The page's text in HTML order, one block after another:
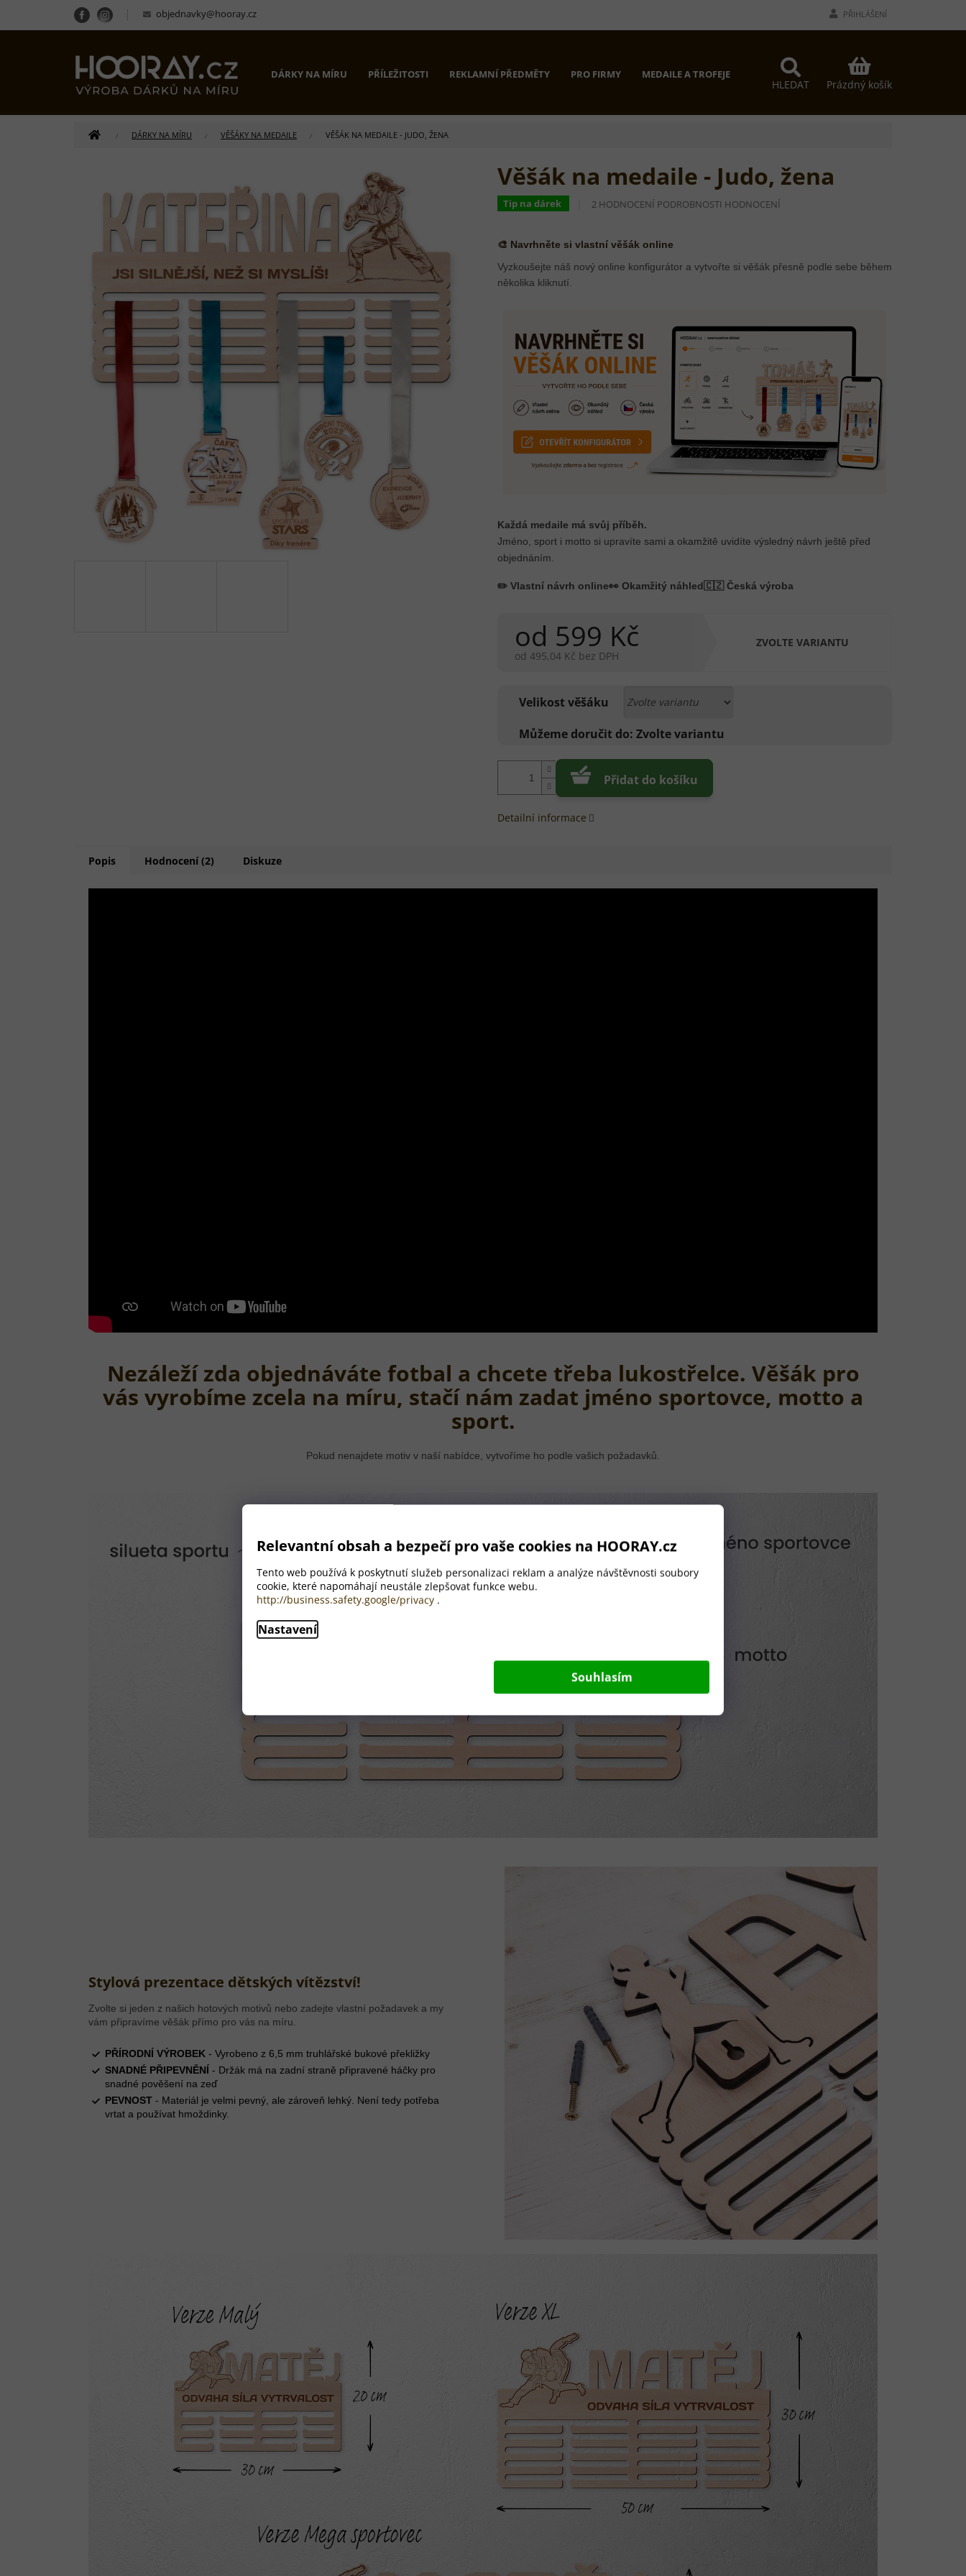
Relevantní obsah a bezpečí pro vaše cookies na HOORAY.cz
Tento web používá k poskytnutí služeb personalizaci reklam a analýze návštěvnosti soubory
cookie, které napomáhají neustále zlepšovat funkce webu.
http://business.safety.google/privacy .
Nastavení
Souhlasím
obsah
objednavky@hooray.cz PŘIHLÁŠENÍ
HLEDAT
NÁKUPNÍ
KOŠÍK
Prázdný košík
DÁRKY NA MÍRU PŘÍLEŽITOSTI REKLAMNÍ PŘEDMĚTY PRO FIRMY MEDAILE A TROFEJE PROČ MY? KONTAKTY
DOMŮ DÁRKY NA MÍRU VĚŠÁKY NA MEDAILE VĚŠÁK NA MEDAILE - JUDO, ŽENA
Věšák na medaile - Judo, žena
Tip na dárek
PRŮMĚRNÉ
JE
5,0
Z
5
2 HODNOCENÍ PODROBNOSTI HODNOCENÍ
od 599 Kč
od 495,04 Kč bez DPH
ZVOLTE VARIANTU
Velikost věšáku
Můžeme doručit do: Zvolte variantu
Přidat do košíku
🎨 Navrhněte si vlastní věšák online
Vyzkoušejte náš nový online konfigurátor a vytvořte si věšák přesně podle sebe během
několika kliknutí.
Každá medaile má svůj příběh.
Jméno, sport i motto si upravíte sami a okamžitě uvidíte výsledný návrh ještě před
objednáním.
✏️ Vlastní návrh online👀 Okamžitý náhled 🇨🇿 Česká výroba
Detailní informace
Popis Hodnocení (2) Diskuze
Nezáleží zda objednáváte fotbal a chcete třeba lukostřelce. Věšák pro
vás vyrobíme zcela na míru, stačí nám zadat jméno sportovce, motto a
sport.
Pokud nenajdete motiv v naší nabídce, vytvoříme ho podle vašich požadavků.
Stylová prezentace dětských vítězství!
Zvolte si jeden z našich hotových motivů nebo zadejte vlastní požadavek a my
vám připravíme věšák přímo pro vás na míru.
PŘÍRODNÍ VÝROBEK - Vyrobeno z 6,5 mm truhlářské bukové překližky
SNADNÉ PŘIPEVNĚNÍ - Držák má na zadní straně připravené háčky pro
snadné pověšení na zeď
PEVNOST - Materiál je velmi pevný, ale zároveň lehký. Není tedy potřeba
vrtat a používat hmoždinky.